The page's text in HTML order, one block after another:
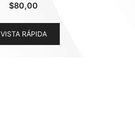
$80,00
VISTA RÁPIDA